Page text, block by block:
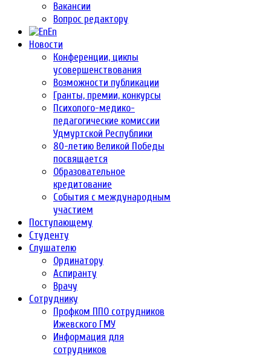
Вакансии
Вопрос редактору
En
Новости
Конференции, циклы
усовершенствования
Возможности публикации
Гранты, премии, конкурсы
Психолого-медико-
педагогические комиссии
Удмуртской Республики
80-летию Великой Победы
посвящается
Образовательное
кредитование
События с международным
участием
Поступающему
Студенту
Слушателю
Ординатору
Аспиранту
Врачу
Сотруднику
Профком ППО сотрудников
Ижевского ГМУ
Информация для
сотрудников